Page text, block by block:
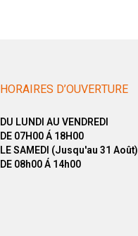
HORAIRES D’OUVERTURE
DU LUNDI AU VENDREDI
DE 07H00 Á 18H00
LE SAMEDI (Jusqu'au 31 Août)
DE 08h00 Á 14h00